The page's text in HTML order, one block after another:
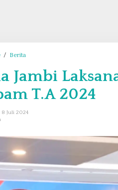
/ Berita
a
a
b
L
a
Jambi
T.A 2024
8 Juli 2024